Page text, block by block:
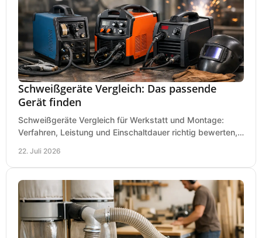
Schweißgeräte Vergleich: Das passende
Gerät finden
Schweißgeräte Vergleich für Werkstatt und Montage:
Verfahren, Leistung und Einschaltdauer richtig bewerten,
22. Juli 2026